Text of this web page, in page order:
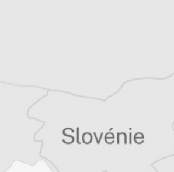
de Radio Slobodna Evropa